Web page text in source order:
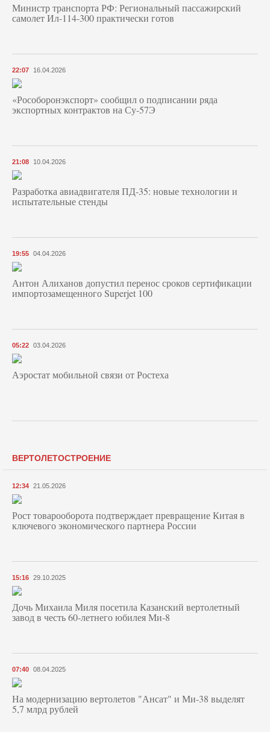
Министр транспорта РФ: Региональный пассажирский
самолет Ил-114-300 практически готов
22:07 16.04.2026
«Рособоронэкспорт» сообщил о подписании ряда
экспортных контрактов на Су-57Э
21:08 10.04.2026
Разработка авиадвигателя ПД-35: новые технологии и
испытательные стенды
19:55 04.04.2026
Антон Алиханов допустил перенос сроков сертификации
импортозамещенного Superjet 100
05:22 03.04.2026
Аэростат мобильной связи от Ростеха
ВЕРТОЛЕТОСТРОЕНИЕ
12:34 21.05.2026
Рост товарооборота подтверждает превращение Китая в
ключевого экономического партнера России
15:16 29.10.2025
Дочь Михаила Миля посетила Казанский вертолетный
завод в честь 60-летнего юбилея Ми-8
07:40 08.04.2025
На модернизацию вертолетов "Ансат" и Ми-38 выделят
5,7 млрд рублей